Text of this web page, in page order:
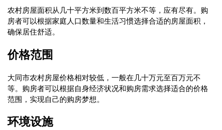
农村房屋面积从几十平方米到数百平方米不等，应有尽有。购
房者可以根据家庭人口数量和生活习惯选择合适的房屋面积，
确保居住舒适。
价格范围
大同市农村房屋价格相对较低，一般在几十万元至百万元不
等。购房者可以根据自身经济状况和购房需求选择适合的价格
范围，实现自己的购房梦想。
环境设施